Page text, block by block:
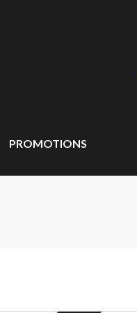
PROMOTIONS